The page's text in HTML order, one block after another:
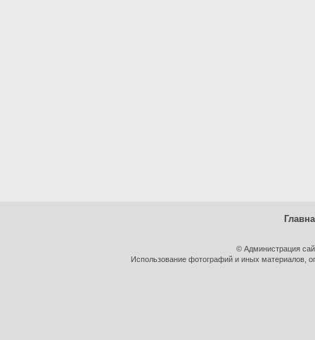
© Администрация
Использование фотографий и иных материалов,